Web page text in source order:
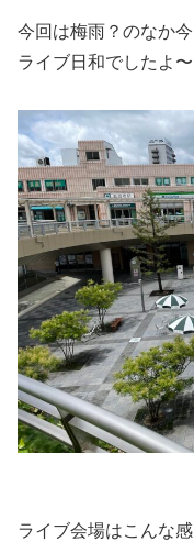
今回は梅雨？のなか
ライブ日和でしたよ〜
ライブ会場はこんな感